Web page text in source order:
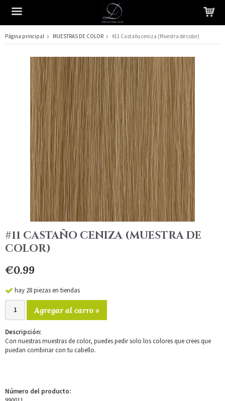
El producto ha sido añadido a su carrito
Página principal MUESTRAS DE COLOR #11 Castaño ceniza (Muestra de color)
#11 CASTAÑO CENIZA (MUESTRA DE
COLOR)
€0.99
hay 28 piezas en tiendas
Agregar al carro »
Descripción:
Con nuestras muestras de color, puedes pedir solo los colores que crees que
puedan combinar con tu cabello.
Número del producto: